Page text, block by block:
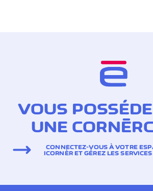
VOUS
UNE
CONNECTEZ-VOUS À VOTRE
ICORNÈR ET GÉREZ LES